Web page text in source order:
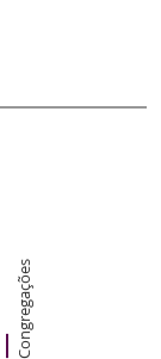
Congregações